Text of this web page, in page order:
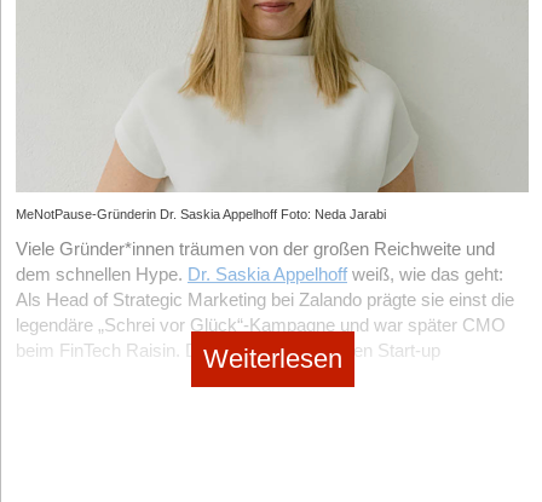
MeNotPause-Gründerin Dr. Saskia Appelhoff Foto: Neda Jarabi
Viele Gründer*innen träumen von der großen Reichweite und
dem schnellen Hype. Dr. Saskia Appelhoff weiß, wie das geht:
Als Head of Strategic Marketing bei Zalando prägte sie einst die
legendäre „Schrei vor Glück“-Kampagne und war später CMO
beim FinTech Raisin. Doch mit ihrem eigenen Start-up
Weiterlesen